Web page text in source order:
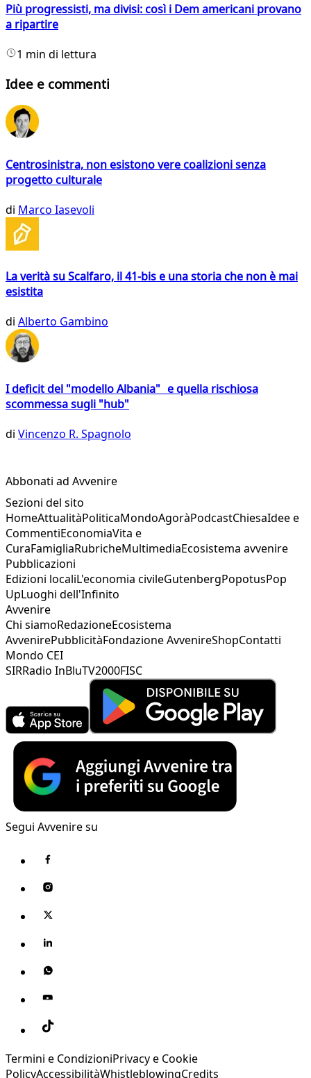
Più progressisti, ma divisi: così i Dem americani provano
a ripartire
1 min di lettura
Idee e commenti
Centrosinistra, non esistono vere coalizioni senza
progetto culturale
di Marco Iasevoli
La verità su Scalfaro, il 41-bis e una storia che non è mai
esistita
di Alberto Gambino
I deficit del "modello Albania" e quella rischiosa
scommessa sugli "hub"
di Vincenzo R. Spagnolo
Abbonati ad Avvenire
Sezioni del sito
HomeAttualitàPoliticaMondoAgoràPodcastChiesaIdee e
CommentiEconomiaVita e
CuraFamigliaRubricheMultimediaEcosistema avvenire
Pubblicazioni
Edizioni localiL'economia civileGutenbergPopotusPop
UpLuoghi dell'Infinito
Avvenire
Chi siamoRedazioneEcosistema
AvvenirePubblicitàFondazione AvvenireShopContatti
Mondo CEI
SIRRadio InBluTV2000FISC
Segui Avvenire su
Termini e CondizioniPrivacy e Cookie
PolicyAccessibilitàWhistleblowingCredits